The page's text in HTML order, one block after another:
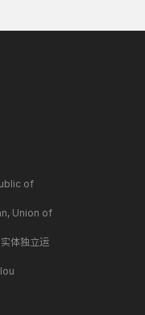
of
Union of
体独立运